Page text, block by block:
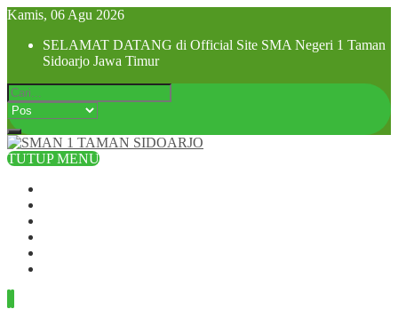
Kamis, 06 Agu 2026
SELAMAT DATANG di Official Site SMA Negeri 1 Taman
Sidoarjo Jawa Timur
TUTUP MENU